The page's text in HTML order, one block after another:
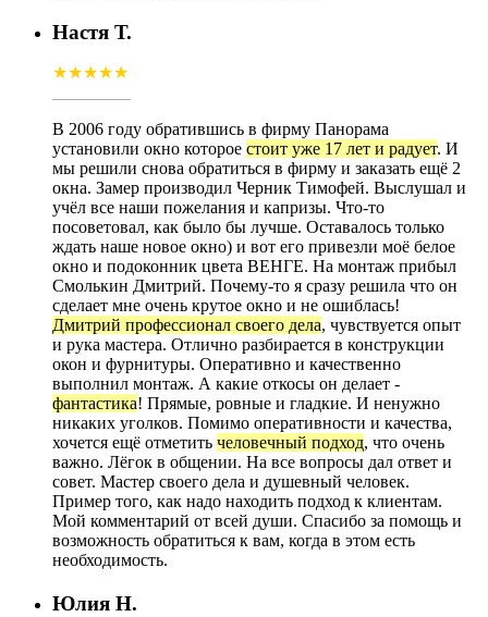
Настя Т.
★★★★★
В 2006 году обратившись в фирму Панорама
установили окно которое стоит уже 17 лет и радует. И
мы решили снова обратиться в фирму и заказать ещё 2
окна. Замер производил Черник Тимофей. Выслушал и
учёл все наши пожелания и капризы. Что-то
посоветовал, как было бы лучше. Оставалось только
ждать наше новое окно) и вот его привезли моё белое
окно и подоконник цвета ВЕНГЕ. На монтаж прибыл
Смолькин Дмитрий. Почему-то я сразу решила что он
сделает мне очень крутое окно и не ошиблась!
Дмитрий профессионал своего дела, чувствуется опыт
и рука мастера. Отлично разбирается в конструкции
окон и фурнитуры. Оперативно и качественно
выполнил монтаж. А какие откосы он делает -
фантастика! Прямые, ровные и гладкие. И ненужно
никаких уголков. Помимо оперативности и качества,
хочется ещё отметить человечный подход, что очень
важно. Лёгок в общении. На все вопросы дал ответ и
совет. Мастер своего дела и душевный человек.
Пример того, как надо находить подход к клиентам.
Мой комментарий от всей души. Спасибо за помощь и
возможность обратиться к вам, когда в этом есть
необходимость.
Юлия Н.